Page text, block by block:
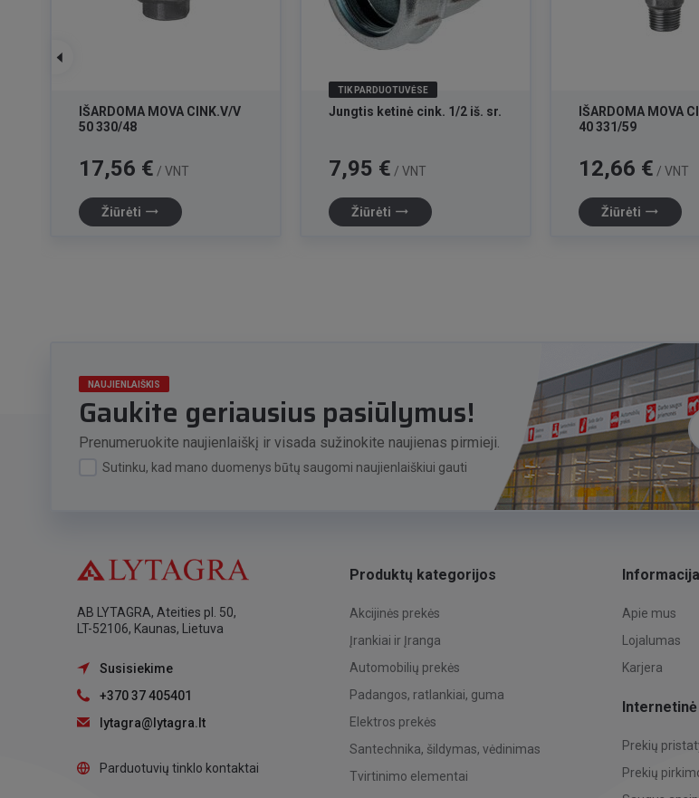
IŠARDOMA MOVA CINK.V/V
50 330/48
Kaina
17,56 € / VNT
Žiūrėti trending_flat
TIK PARDUOTUVĖSE
Jungtis ketinė cink. 1/2 iš. sr.
Kaina
7,95 € / VNT
Žiūrėti trending_flat
IŠARDOMA MOVA
40 331/59
Kaina
12,66 € / VNT
Žiūrėti trending_flat
NAUJIENLAIŠKIS
Gaukite geriausius pasiūlymus!
Prenumeruokite naujienlaiškį ir visada sužinokite naujienas pirmieji.
Sutinku, kad mano duomenys būtų saugomi naujienlaiškiui gauti
AB LYTAGRA, Ateities pl. 50,
LT-52106, Kaunas, Lietuva
Susisiekime
+370 37 405401
lytagra@lytagra.lt
Parduotuvių tinklo kontaktai
Produktų kategorijos
Akcijinės prekės
Įrankiai ir Įranga
Automobilių prekės
Padangos, ratlankiai, guma
Elektros prekės
Santechnika, šildymas, vėdinimas
Tvirtinimo elementai
Apie mus
Lojalumas
Karjera
Prekių
Prekių